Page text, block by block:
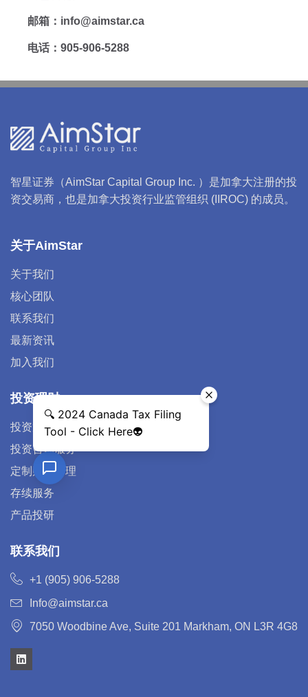
邮箱：info@aimstar.ca
电话：905-906-5288
智星证券（AimStar Capital Group Inc. ）是加拿大注册的投
资交易商，也是加拿大投资行业监管组织 (IIROC) 的成员。
关于AimStar
关于我们
核心团队
联系我们
最新资讯
加入我们
投资理财
投资策略
投资咨询服务
定制财富管理
存续服务
产品投研
联系我们
+1 (905) 906-5288
Info@aimstar.ca
7050 Woodbine Ave, Suite 201 Markham, ON L3R 4G8